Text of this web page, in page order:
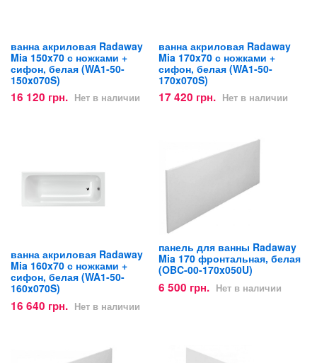
ванна акриловая Radaway
Mia 150x70 с ножками +
сифон, белая (WA1-50-
150x070S)
16 120 грн. Нет в наличии
ванна акриловая Radaway
Mia 170x70 с ножками +
сифон, белая (WA1-50-
170x070S)
17 420 грн. Нет в наличии
ванна акриловая Radaway
Mia 160x70 с ножками +
сифон, белая (WA1-50-
160x070S)
16 640 грн. Нет в наличии
панель для ванны Radaway
Mia 170 фронтальная, белая
(OBC-00-170x050U)
6 500 грн. Нет в наличии